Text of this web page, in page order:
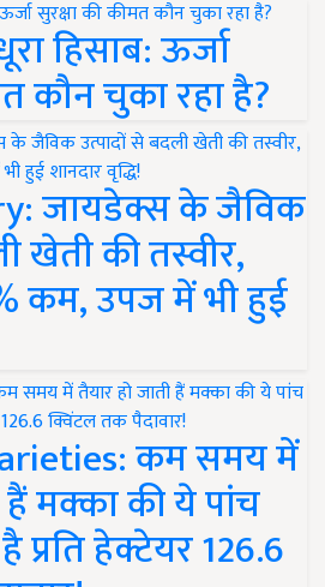
हिसाब: ऊर्जा
कौन चुका रहा है?
जायडेक्स के जैविक
खेती की तस्वीर,
कम, उपज में भी हुई
कम समय में
हैं मक्का की ये पांच
प्रति हेक्टेयर 126.6